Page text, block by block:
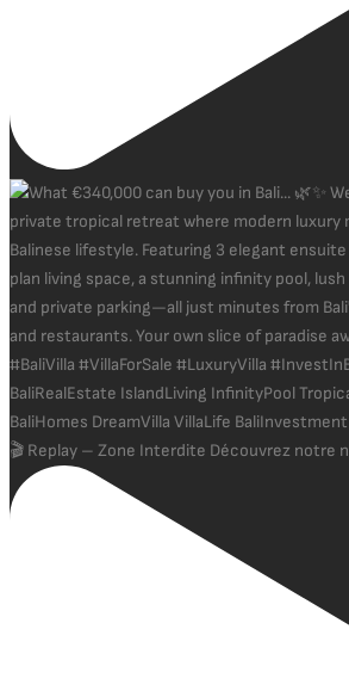
🎬 Replay – Zone Interdite Découvrez notre n